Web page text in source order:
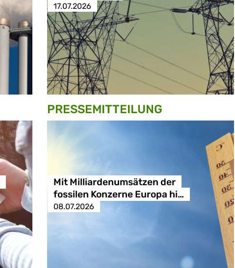
17.07.2026
PRESSE­MITTEILUNG
Mit Milliardenumsätzen der
fossilen Konzerne Europa hi…
08.07.2026